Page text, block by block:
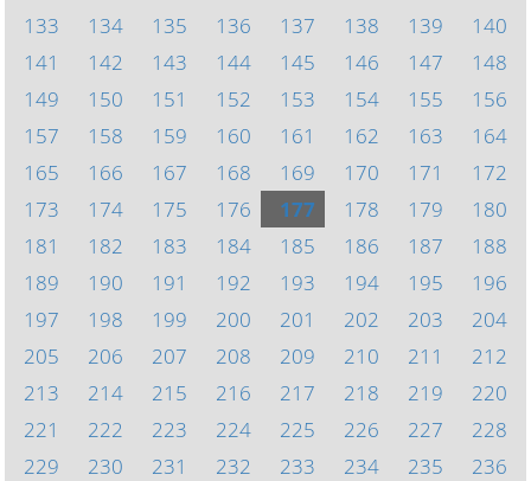
133
134 135 136 137 138 139
140
141
142 143 144 145 146 147
148
149
150 151 152 153 154 155
156
157
158 159 160 161 162 163
164
165
166 167 168 169 170 171
172
173
174 175 176 177 178 179
180
181
182 183 184 185 186 187
188
189
190 191 192 193 194 195
196
197
198 199 200 201 202 203
204
205
206 207 208 209 210 211
212
213
214 215 216 217 218 219
220
221
222 223 224 225 226 227
228
229
230 231 232 233 234 235
236